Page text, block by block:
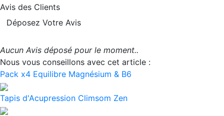
Avis des Clients
Déposez Votre Avis
Aucun Avis déposé pour le moment..
Nous vous conseillons avec cet article :
Pack x4 Equilibre Magnésium & B6
Tapis d'Acupression Climsom Zen